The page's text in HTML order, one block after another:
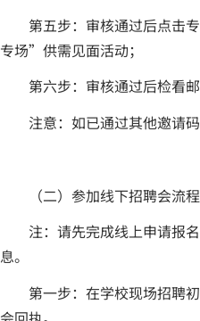
第五步：审核通过后点击
专场”供需见面活动；
第六步：审核通过后检看
注意：如已通过其他邀请
（二）参加线下招聘会流程
注：请先完成线上申请报
息。
第一步：在学校现场招聘